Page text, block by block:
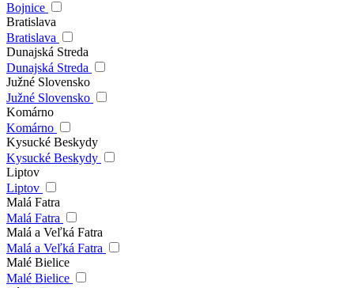
Bojnice
Bratislava
Bratislava
Dunajská Streda
Dunajská Streda
Južné Slovensko
Južné Slovensko
Komárno
Komárno
Kysucké Beskydy
Kysucké Beskydy
Liptov
Liptov
Malá Fatra
Malá Fatra
Malá a Veľká Fatra
Malá a Veľká Fatra
Malé Bielice
Malé Bielice